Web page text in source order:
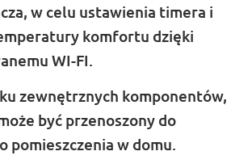
w celu ustawienia timera i
komfortu dzięki
WI-FI.
zewnętrznych komponentów,
być przenoszony do
pomieszczenia w domu.